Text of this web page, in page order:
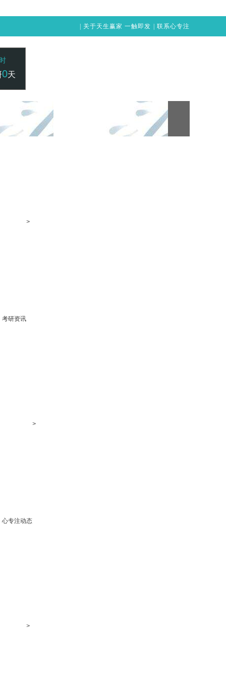
关于天生赢家 一触即发 联系心专注
0天
24小时咨询电话：
400-1515-211
一触即发 凯发vip-天生赢家 一触即发
考研资讯
>
心专注动态
>
>